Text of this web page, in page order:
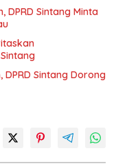
DPRD Sintang Minta
Sintang Dorong